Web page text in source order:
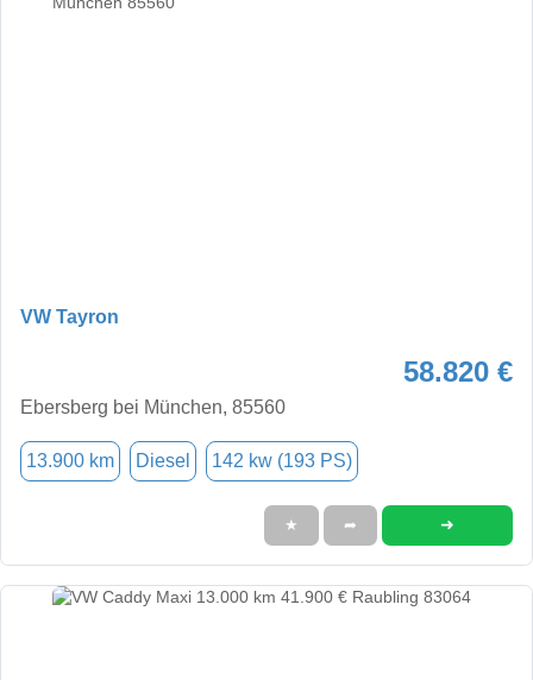
VW Tayron
58.820 €
Ebersberg bei München, 85560
13.900 km Diesel 142 kw (193 PS)
★ ➦ ➜